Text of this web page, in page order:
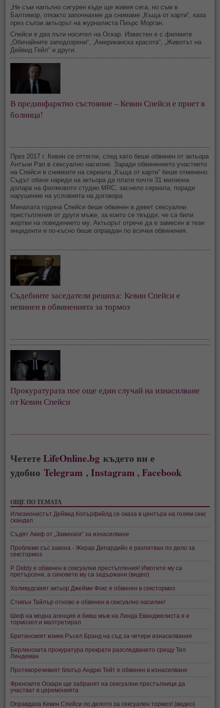
„Не съм напълно сигурен къде ще живея сега, но съм в
Балтимор, откакто започнахме да снимаме „Къща от карти“, каза
през сълзи актьорът на журналиста Пиърс Морган.
Спейси е два пъти носител на Оскар. Известен е с филмите
„Обичайните заподозрени“, „Американска красота“, „Животът на
Дейвид Гейл“ и други.
В прединфарктно състояние – Кевин Спейси е приет в
болница!
През 2017 г. Кевин се оттегли, след като беше обвинен от актьора
Антъни Рап в сексуално насилие. Заради обвинението участието
на Спейси в снимките на сериала „Къща от карти“ беше отменено.
Съдът обаче нареди на актьора да плати почти 31 милиона
долара на филмовото студио MRC, заснело сериала, поради
нарушение на условията на договора.
Миналата година Спейси беше обвинен в девет сексуални
престъпления от други мъже, за които се твърди, че са били
жертви на поведението му. Актьорът отрече да е замесен в тези
инциденти и по-късно беше оправдан по всички обвинения.
Съдебните заседатели решиха: Кевин Спейси е
невинен в обвиненията за тормоз
Прокуратурата пое още един случай на изнасилване
от Кевин Спейси
ЧететеLifeOnline.bg където ви е
удобноTelegram ,Instagram ,Facebook
ОЩЕ ПО ТЕМАТА
Илюзионистът Дейвид Копърфийлд се оказа в центъра на голям секс
скандал
Съдят Акиф от „Завинаги“ за изнасилване
Проблеми със закона - Жерар Депардийо е разпитван по дело за
секстормоз
P. Diddy е обвинен в сексуални престъпления! Имотите му са
претърсени, а синовете му са задържани (видео)
Холивудският актьор Джейми Фокс e обвинен в секстормоз
Стивън Тайлър отново е обвинен в сексуално насилие!
Шеф на модна агенция и бивш мъж на Линда Еванджелиста я е
тормозел и малтретирал
Британският комик Ръсел Бранд на съд за четири изнасилвания
Берлинската прокуратура прекрати разследването срещу Тил
Линдеман
Противоречивият блогър Андрю Тейт е обвинен в изнасилване
Френските Оскари ще забранят на сексуални престъпници да
участват в церемонията
Оправдаха Кевин Спейси по делото за сексуален тормоз! (видео)